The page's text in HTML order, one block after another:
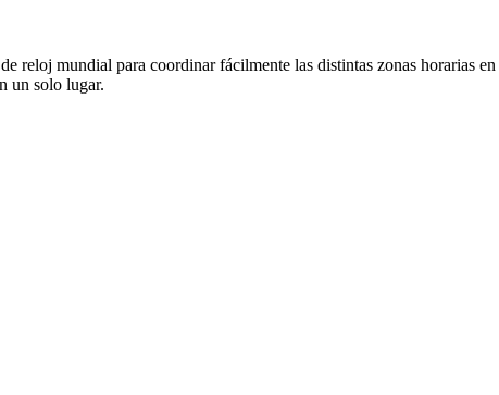
reloj mundial para coordinar fácilmente las distintas zonas horarias
un solo lugar.